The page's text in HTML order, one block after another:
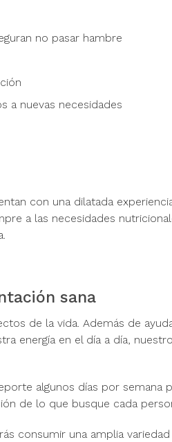
no pasar hambre
a nuevas necesidades
con una dilatada
a las necesidades
sana
de la vida. Además de
energía en el día a día,
algunos días por semana
de lo que busque cada
consumir una amplia